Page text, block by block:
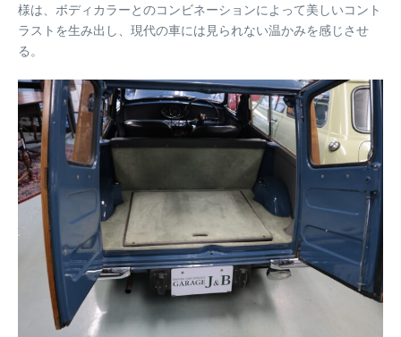
様は、ボディカラーとのコンビネーションによって美しいコント
ラストを生み出し、現代の車には見られない温かみを感じさせ
る。